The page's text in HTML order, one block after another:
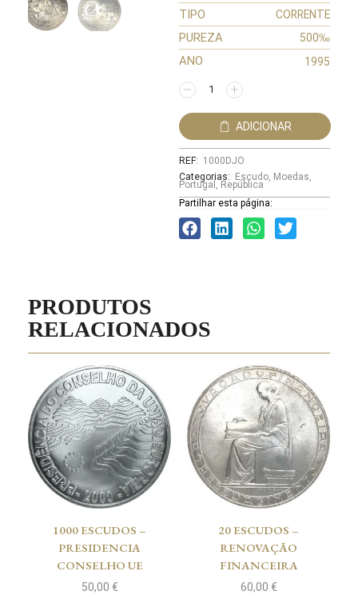
TIPO CORRENTE
PUREZA 500‰
ANO 1995
ADICIONAR
REF: 1000DJO
Categorias:
Escudo, Moedas,
Portugal , República
Partilhar esta página:
PRODUTOS
RELACIONADOS
1000 ESCUDOS –
PRESIDENCIA
CONSELHO UE
50,00 €
20 ESCUDOS –
RENOVAÇÃO
FINANCEIRA
60,00 €